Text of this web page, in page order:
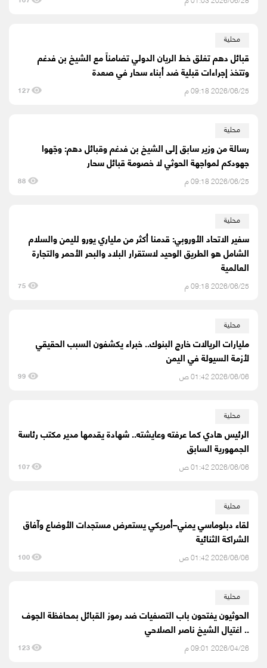
محلية
قبائل دهم تغلق خط الريان الدولي تضامناً مع الشيخ بن فدغم
وتتخذ إجراءات قبلية ضد أبناء سحار في صعدة
2026/06/25 09:18 م 127
محلية
رسالة من وزير سابق إلى الشيخ بن فدغم وقبائل دهم: وجّهوا
جهودكم لمواجهة الحوثي لا خصومة قبائل سحار
2026/06/25 09:18 م 88
محلية
سفير الاتحاد الأوروبي: قدمنا أكثر من ملياري يورو لليمن والسلام
الشامل هو الطريق الوحيد لاستقرار البلاد والبحر الأحمر والتجارة
العالمية
2026/06/25 09:18 م 75
محلية
مليارات الريالات خارج البنوك.. خبراء يكشفون السبب الحقيقي
لأزمة السيولة في اليمن
2026/06/06 01:42 ص 99
محلية
الرئيس هادي كما عرفته وعايشته.. شهادة يقدمها مدير مكتب رئاسة
الجمهورية السابق
2026/06/06 01:42 ص 107
محلية
لقاء دبلوماسي يمني–أمريكي يستعرض مستجدات الأوضاع وآفاق
الشراكة الثنائية
2026/06/06 01:42 ص 100
محلية
الحوثيون يفتحون باب التصفيات ضد رموز القبائل بمحافظة الجوف
.. اغتيال الشيخ ناصر الصلاحي
2026/04/26 09:01 م 123